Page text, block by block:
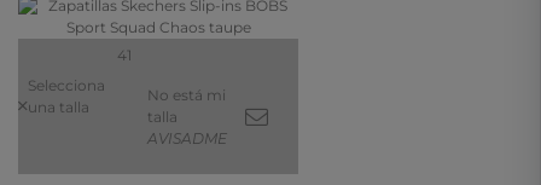
Selecciona
una talla
41
No está mi
talla
AVISADME